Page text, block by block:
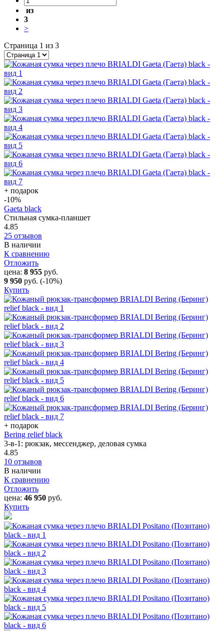
из
3
>
Страница 1 из 3
+ подарок
-10%
Gaeta black
Стильная сумка-планшет
4.85
25 отзывов
В наличии
К сравнению
Отложить
цена: 8 955 руб.
9 950 руб. (-10%)
Купить
+ подарок
Bering relief black
3-в-1: рюкзак, мессенджер, деловая сумка
4.85
10 отзывов
В наличии
К сравнению
Отложить
цена: 46 950 руб.
Купить